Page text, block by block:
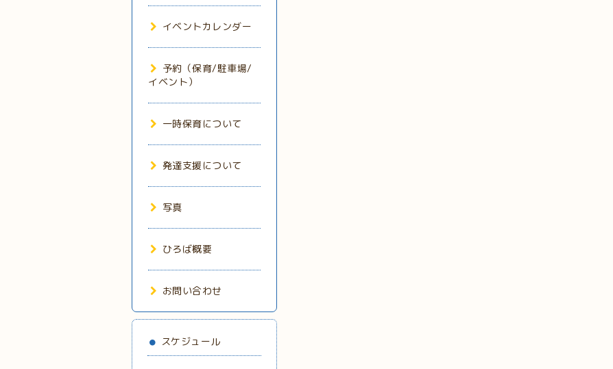
イベントカレンダー
予約（保育/駐車場/
イベント）
一時保育について
発達支援について
写真
ひろば概要
お問い合わせ
スケジュール